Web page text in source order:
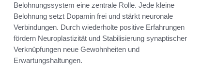
Belohnungssystem eine zentrale Rolle. Jede kleine
Belohnung setzt Dopamin frei und stärkt neuronale
Verbindungen. Durch wiederholte positive Erfahrungen
fördern Neuroplastizität und Stabilisierung synaptischer
Verknüpfungen neue Gewohnheiten und
Erwartungshaltungen.